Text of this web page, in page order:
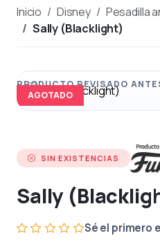
Inicio Disney
Pesadilla
Sally (Blacklight)
AGOTADO
SIN EXISTENCIAS
Sally
Sé el primero